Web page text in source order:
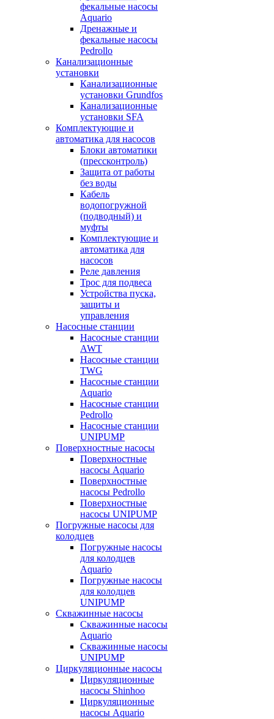
фекальные насосы
Aquario
Дренажные и
фекальные насосы
Pedrollo
Канализационные
установки
Канализационные
установки Grundfos
Канализационные
установки SFA
Комплектующие и
автоматика для насосов
Блоки автоматики
(прессконтроль)
Защита от работы
без воды
Кабель
водопогружной
(подводный) и
муфты
Комплектующие и
автоматика для
насосов
Реле давления
Трос для подвеса
Устройства пуска,
защиты и
управления
Насосные станции
Насосные станции
AWT
Насосные станции
TWG
Насосные станции
Aquario
Насосные станции
Pedrollo
Насосные станции
UNIPUMP
Поверхностные насосы
Поверхностные
насосы Aquario
Поверхностные
насосы Pedrollo
Поверхностные
насосы UNIPUMP
Погружные насосы для
колодцев
Погружные насосы
для колодцев
Aquario
Погружные насосы
для колодцев
UNIPUMP
Скважинные насосы
Скважинные насосы
Aquario
Скважинные насосы
UNIPUMP
Циркуляционные насосы
Циркуляционные
насосы Shinhoo
Циркуляционные
насосы Aquario